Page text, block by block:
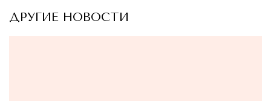
ДРУГИЕ НОВОСТИ